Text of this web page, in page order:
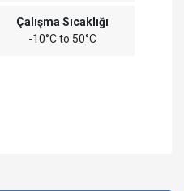
Çalışma Sıcaklığı
-10°C to 50°C